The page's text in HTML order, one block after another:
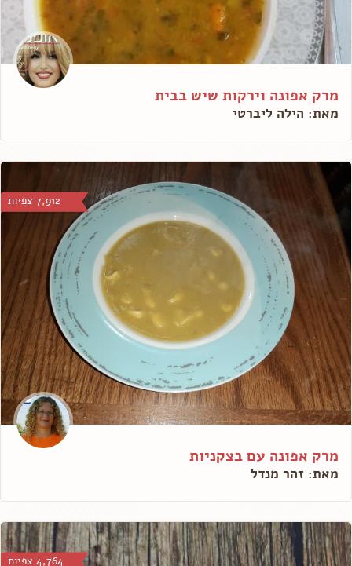
מרק אפונה וירקות שיש בבית
מאת: הילה ליברטי
7,912 צפיות
מרק אפונה עם בצקניות
מאת: זהר מנדל
4,764 צפיות